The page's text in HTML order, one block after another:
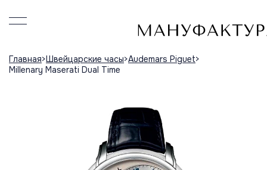
Главная Швейцарские часы Audemars Piguet
Millenary Maserati Dual Time